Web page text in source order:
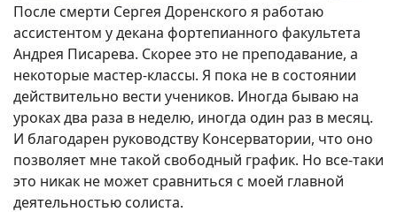
После смерти Сергея Доренского я работаю
ассистентом у декана фортепианного факультета
Андрея Писарева. Скорее это не преподавание, а
некоторые мастер-классы. Я пока не в состоянии
действительно вести учеников. Иногда бываю на
уроках два раза в неделю, иногда один раз в месяц.
И благодарен руководству Консерватории, что оно
позволяет мне такой свободный график. Но все-таки
это никак не может сравниться с моей главной
деятельностью солиста.